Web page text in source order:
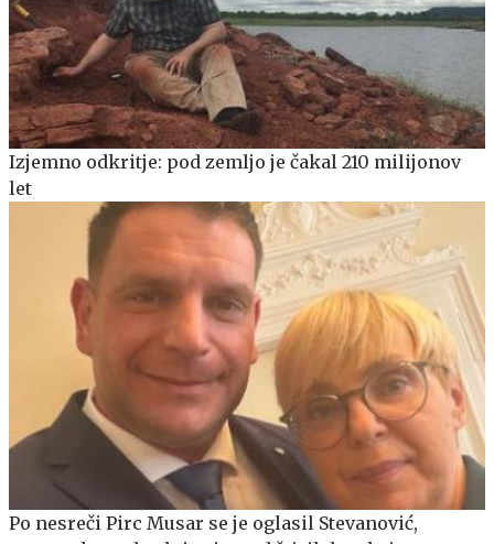
Izjemno odkritje: pod zemljo je čakal 210 milijonov
let
Po nesreči Pirc Musar se je oglasil Stevanović,